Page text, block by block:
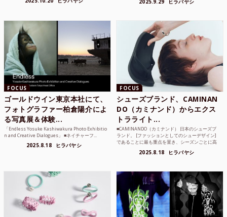
2025.9.29 ヒラバヤシ
FOCUS
ゴールドウイン東京本社にて、
フォトグラファー柏倉陽介によ
る写真展＆体験...
「Endless Yosuke Kashiwakura Photo Exhibitio
n and Creative Dialogues」 ■ネイチャーフ...
2025.8.18 ヒラバヤシ
FOCUS
シューズブランド、CAMINAN
DO（カミナンド）からエクス
トラライト...
■CAMINANDO（カミナンド） 日本のシューズブ
ランド。 [ファッションとしてのシューデザイン]
であることに最も重点を置き、シーズンごとに高
2025.8.18 ヒラバヤシ